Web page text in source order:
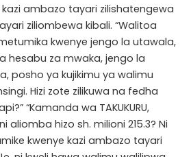
kazi ambazo tayari zilishatengewa
ziliombewa kibali. “Walitoa
kwenye jengo la utawala,
hesabu za mwaka, jengo la
posho ya kujikimu ya walimu
Hizi zote zilikuwa na fedha
“Kamanda wa TAKUKURU,
aliomba hizo sh. milioni 215.3? Ni
kwenye kazi ambazo tayari